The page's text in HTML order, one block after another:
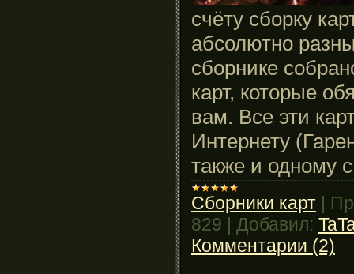
счёту сборку
абсолютно
сборнике
карт, которые
вам. Все эти
Интернету
также и одному
Сборники карт |
829 | Добавил:
Комментарии (2)